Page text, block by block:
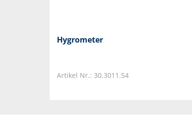
Hygrometer
Artikel Nr.: 30.3011.54